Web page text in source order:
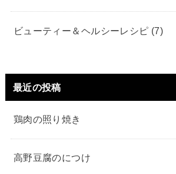
ビューティー＆ヘルシーレシピ (7)
最近の投稿
鶏肉の照り焼き
高野豆腐のにつけ